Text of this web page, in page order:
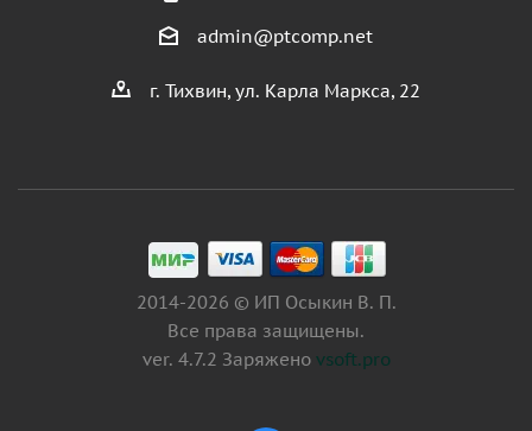
admin@ptcomp.net
г. Тихвин, ул. Карла Маркса, 22
2014-2026 © ИП Осыкин В. П.
Все права защищены.
ver. 4.7.2 Заряжено vsoft.pro